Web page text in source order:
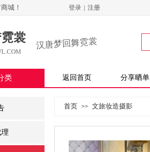
登录 | 注册
城！
汉唐梦回舞霓裳
裳
类 返回首页 分享晒单
首页 >> 文旅妆造摄影